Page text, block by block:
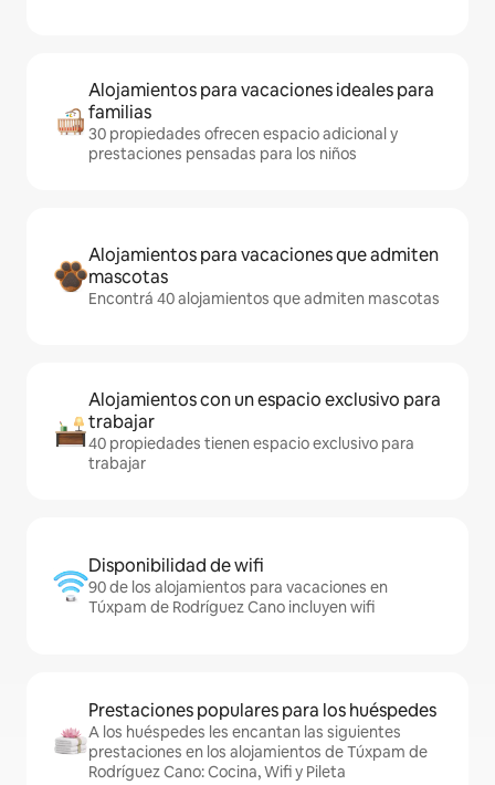
Alojamientos para vacaciones ideales para
familias
30 propiedades ofrecen espacio adicional y
prestaciones pensadas para los niños
Alojamientos para vacaciones que admiten
mascotas
Encontrá 40 alojamientos que admiten mascotas
Alojamientos con un espacio exclusivo para
trabajar
40 propiedades tienen espacio exclusivo para
trabajar
Disponibilidad de wifi
90 de los alojamientos para vacaciones en
Túxpam de Rodríguez Cano incluyen wifi
Prestaciones populares para los huéspedes
A los huéspedes les encantan las siguientes
prestaciones en los alojamientos de Túxpam de
Rodríguez Cano: Cocina, Wifi y Pileta